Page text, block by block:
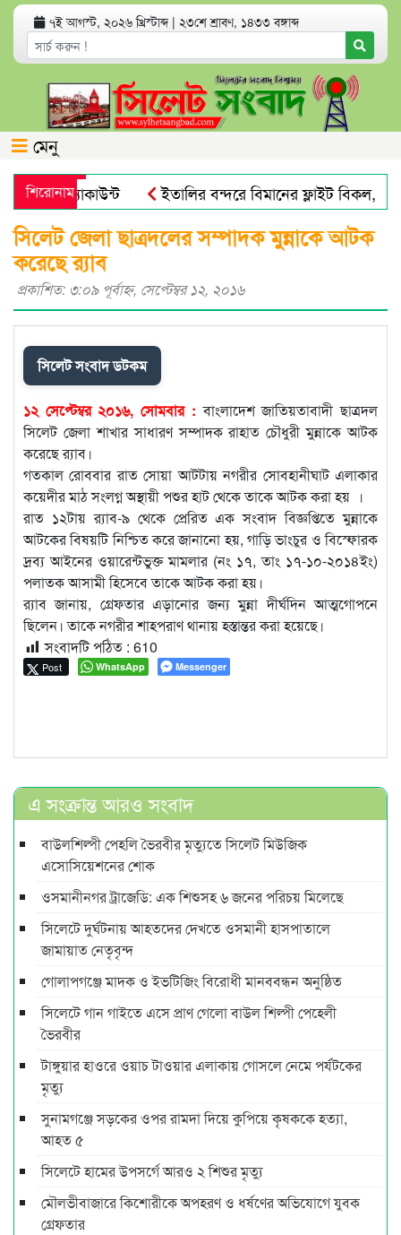
৭ই আগস্ট, ২০২৬ খ্রিস্টাব্দ | ২৩শে শ্রাবণ, ১৪৩৩ বঙ্গাব্দ
মেনু
শিরোনাম
অ্যাকাউন্ট
ইতালির বন্দরে বিমানের ফ্লাইট বিকল,
পায়না : এড. জুবায়ের
তেল, গ্যাস, বিদ্যুৎ সঙ্কট ও
সিলেট জেলা ছাত্রদলের সম্পাদক মুন্নাকে আটক
করেছে র‌্যাব
প্রকাশিত: ৩:০৯ পূর্বাহ্ণ, সেপ্টেম্বর ১২, ২০১৬
সিলেট সংবাদ ডটকম
১২ সেপ্টেম্বর ২০১৬, সোমবার : বাংলাদেশ জাতিয়তাবাদী ছাত্রদল
সিলেট জেলা শাখার সাধারণ সম্পাদক রাহাত চৌধুরী মুন্নাকে আটক
করেছে র‌্যাব।
গতকাল রোববার রাত সোয়া আটটায় নগরীর সোবহানীঘাট এলাকার
কয়েদীর মাঠ সংলগ্ন অস্থায়ী পশুর হাট থেকে তাকে আটক করা হয় ।
রাত ১২টায় র‌্যাব-৯ থেকে প্রেরিত এক সংবাদ বিজ্ঞপ্তিতে মুন্নাকে
আটকের বিষয়টি নিশ্চিত করে জানানো হয়, গাড়ি ভাংচুর ও বিস্ফোরক
দ্রব্য আইনের ওয়ারেন্টভুক্ত মামলার (নং ১৭, তাং ১৭-১০-২০১৪ইং)
পলাতক আসামী হিসেবে তাকে আটক করা হয়।
র‌্যাব জানায়, গ্রেফতার এড়ানোর জন্য মুন্না দীর্ঘদিন আত্মগোপনে
ছিলেন। তাকে নগরীর শাহপরাণ থানায় হস্তান্তর করা হয়েছে।
সংবাদটি পঠিত : 610
Post WhatsApp Messenger
এ সংক্রান্ত আরও সংবাদ
বাউলশিল্পী পেহলি ভৈরবীর মৃত্যুতে সিলেট মিউজিক
এসোসিয়েশনের শোক
ওসমানীনগর ট্রাজেডি: এক শিশুসহ ৬ জনের পরিচয় মিলেছে
সিলেটে দুর্ঘটনায় আহতদের দেখতে ওসমানী হাসপাতালে
জামায়াত নেতৃবৃন্দ
গোলাপগঞ্জে মাদক ও ইভটিজিং বিরোধী মানববন্ধন অনুষ্ঠিত
সিলেটে গান গাইতে এসে প্রাণ গেলো বাউল শিল্পী পেহেলী
ভৈরবীর
টাঙ্গুয়ার হাওরে ওয়াচ টাওয়ার এলাকায় গোসলে নেমে পর্যটকের
মৃত্যু
সুনামগঞ্জে সড়কের ওপর রামদা দিয়ে কুপিয়ে কৃষককে হত্যা,
আহত ৫
সিলেটে হামের উপসর্গে আরও ২ শিশুর মৃত্যু
মৌলভীবাজারে কিশোরীকে অপহরণ ও ধর্ষণের অভিযোগে যুবক
গ্রেফতার